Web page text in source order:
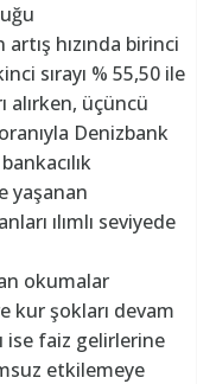
hızında birinci
sırayı % 55,50 ile
alırken, üçüncü
Denizbank
yaşanan
ılımlı seviyede
okumalar
kur şokları devam
ise faiz gelirlerine
etkilemeye